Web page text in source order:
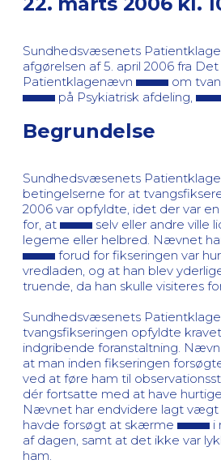
Sundhedsvæsenets
afgørelsen af 5. april 2006 fra
Patientklagenævn
om
på Psykiatrisk afdeling,
Begrundelse
Sundhedsvæsenets
betingelserne for at
2006 var opfyldte, idet der var
for, at
selv eller andre ville
legeme eller helbred. Nævnet
forud for fikseringen var
vredladen, og at han blev
truende, da han skulle visiteres
Sundhedsvæsenets
tvangsfikseringen opfyldte
indgribende foranstaltning.
at man inden fikseringen
ved at føre ham til
dér fortsatte med at have
Nævnet har endvidere lagt vægt
havde forsøgt at skærme
i
af dagen, samt at det ikke var
ham.